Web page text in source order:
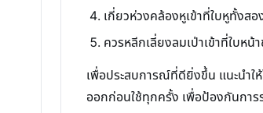
เกี่ยวห่วงคล้องหูเข้าที่ใบหูทั้งส
ควรหลีกเลี่ยงลมเป่าเข้าที่ใบห
เพื่อประสบการณ์ที่ดียิ่งขึ้น แนะนำ
ออกก่อนใช้ทุกครั้ง เพื่อป้องกันการ